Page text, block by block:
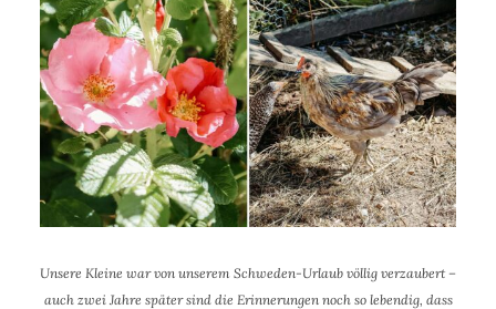
Unsere Kleine war von unserem Schweden-Urlaub völlig verzaubert –
auch zwei Jahre später sind die Erinnerungen noch so lebendig, dass